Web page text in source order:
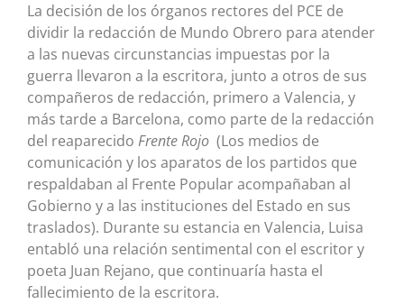
La decisión de los órganos rectores del PCE de
dividir la redacción de Mundo Obrero para atender
a las nuevas circunstancias impuestas por la
guerra llevaron a la escritora, junto a otros de sus
compañeros de redacción, primero a Valencia, y
más tarde a Barcelona, como parte de la redacción
del reaparecido Frente Rojo (Los medios de
comunicación y los aparatos de los partidos que
respaldaban al Frente Popular acompañaban al
Gobierno y a las instituciones del Estado en sus
traslados). Durante su estancia en Valencia, Luisa
entabló una relación sentimental con el escritor y
poeta Juan Rejano, que continuaría hasta el
fallecimiento de la escritora.